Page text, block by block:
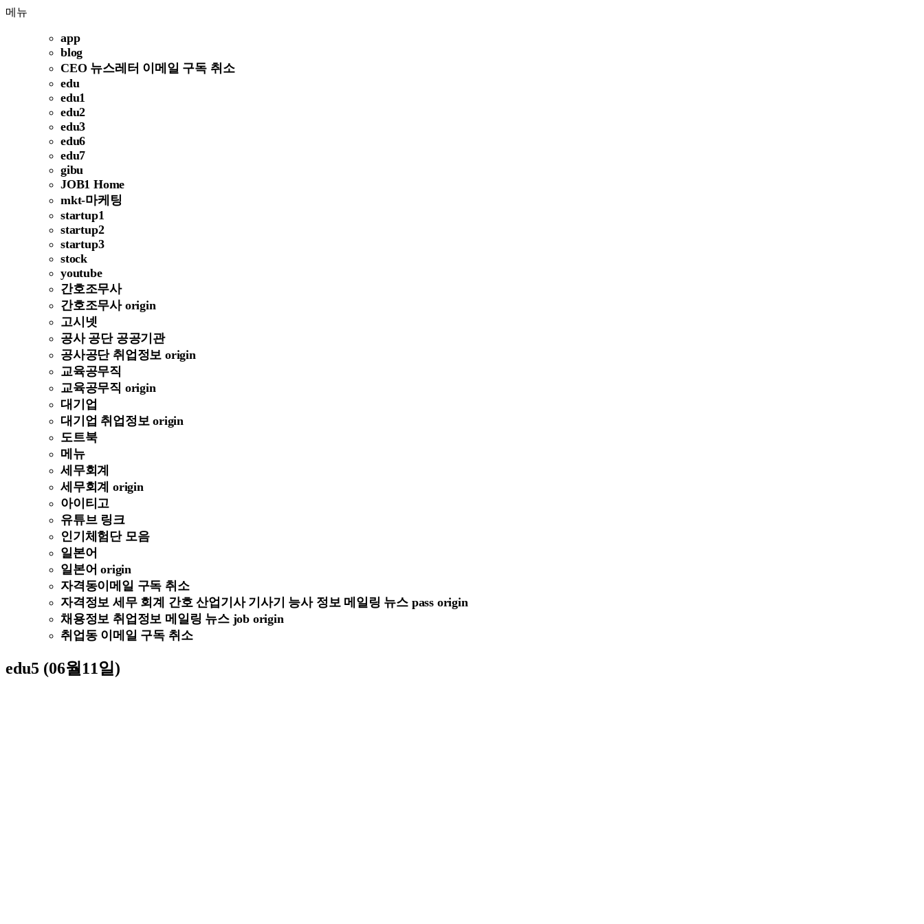
메뉴
app
blog
CEO 뉴스레터 이메일 구독 취소
edu
edu1
edu2
edu3
edu6
edu7
gibu
JOB1 Home
mkt-마케팅
startup1
startup2
startup3
stock
youtube
간호조무사
간호조무사 origin
고시넷
공사 공단 공공기관
공사공단 취업정보 origin
교육공무직
교육공무직 origin
대기업
대기업 취업정보 origin
도트북
메뉴
세무회계
세무회계 origin
아이티고
유튜브 링크
인기체험단 모음
일본어
일본어 origin
자격동이메일 구독 취소
자격정보 세무 회계 간호 산업기사 기사기 능사 정보 메일링 뉴스 pass origin
채용정보 취업정보 메일링 뉴스 job origin
취업동 이메일 구독 취소
edu5 (06월11일)